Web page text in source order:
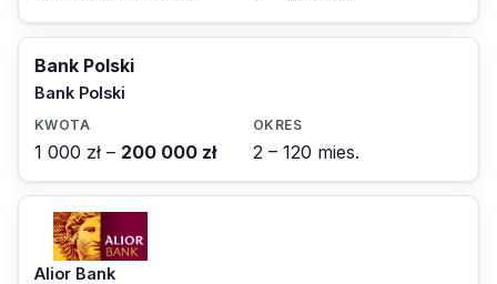
Bank Polski
Bank Polski
1 000 zł – 200 000 zł 2 – 120 mies.
Alior Bank